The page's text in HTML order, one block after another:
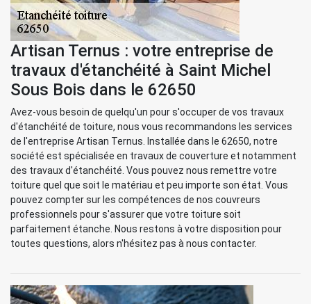
Artisan Ternus : votre entreprise de
travaux d'étanchéité à Saint Michel
Sous Bois dans le 62650
Avez-vous besoin de quelqu'un pour s'occuper de vos travaux
d'étanchéité de toiture, nous vous recommandons les services
de l'entreprise Artisan Ternus. Installée dans le 62650, notre
société est spécialisée en travaux de couverture et notamment
des travaux d'étanchéité. Vous pouvez nous remettre votre
toiture quel que soit le matériau et peu importe son état. Vous
pouvez compter sur les compétences de nos couvreurs
professionnels pour s'assurer que votre toiture soit
parfaitement étanche. Nous restons à votre disposition pour
toutes questions, alors n'hésitez pas à nous contacter.